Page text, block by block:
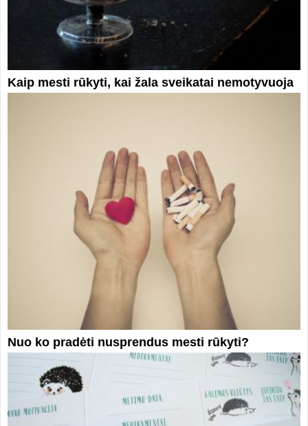
Kaip mesti rūkyti, kai žala sveikatai nemotyvuoja
Nuo ko pradėti nusprendus mesti rūkyti?